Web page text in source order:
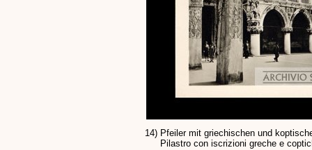
14) Pfeiler mit griechischen und
Pilastro con iscrizioni greche e